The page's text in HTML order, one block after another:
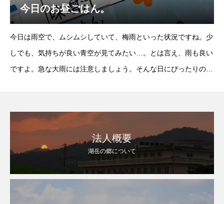
今日のお昼ごはん。
今日は雨空で、ムシムシしていて、梅雨といった状況ですね。少
しでも、気持ちが良い青空が見てみたい…。とは言え、雨も良い
ですよ。急な大雨には注意しましょう。そんな日にぴったりの今
法人概要
湖岳の郷について